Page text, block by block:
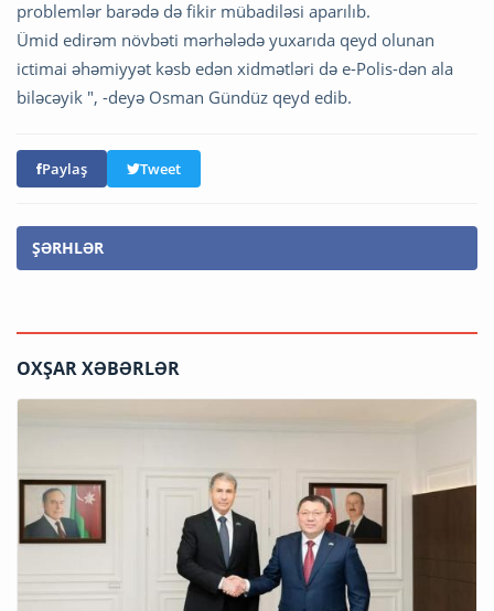
problemlər barədə də fikir mübadiləsi aparılıb.
Ümid edirəm növbəti mərhələdə yuxarıda qeyd olunan
ictimai əhəmiyyət kəsb edən xidmətləri də e-Polis-dən ala
biləcəyik ", -deyə Osman Gündüz qeyd edib.
Paylaş Tweet
ŞƏRHLƏR
OXŞAR XƏBƏRLƏR